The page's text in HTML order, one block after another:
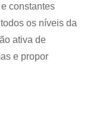
constantes
os níveis da
ativa de
e propor